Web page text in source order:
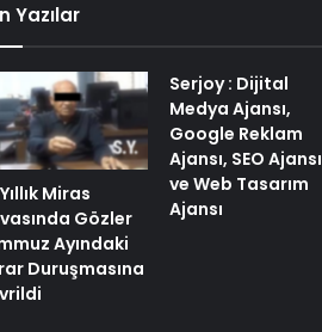
Yazılar
Miras
Gözler
Ayındaki
Duruşmasına
Serjoy : Dijital
Medya Ajansı,
Google Reklam
Ajansı, SEO Ajansı
ve Web Tasarım
Ajansı